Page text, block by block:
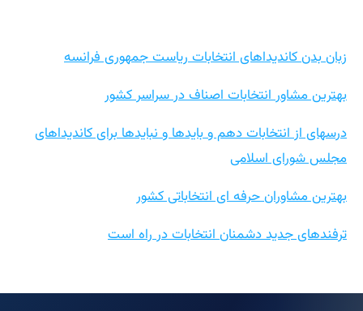
زبان بدن کاندیداهای انتخابات ریاست جمهوری فرانسه
بهترین مشاور انتخابات اصناف در سراسر کشور
درسهای از انتخابات دهم و بایدها و نبایدها برای کاندیداهای
مجلس شورای اسلامی
بهترین مشاوران حرفه ای انتخاباتی کشور
ترفندهای جدید دشمنان انتخابات در راه است